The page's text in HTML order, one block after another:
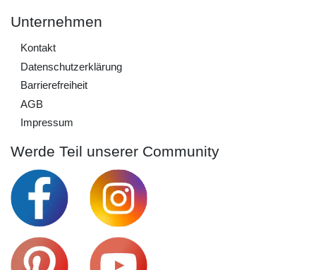
Unternehmen
Kontakt
Daten­schutz­erklärung
Barrierefreiheit
AGB
Impressum
Werde Teil unserer Community